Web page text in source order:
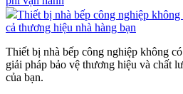
Thiết bị nhà bếp công nghiệp
cả thương hiệu nhà hàng bạn
Thiết bị nhà bếp công nghiệp không
giải pháp bảo vệ thương hiệu và chất
của bạn.